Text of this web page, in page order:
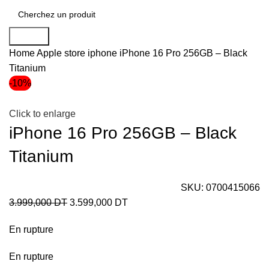
HomeApple store iphone iPhone 16 Pro 256GB – Black
Titanium
-10%
Click to enlarge
iPhone 16 Pro 256GB – Black
Titanium
SKU: 0700415066
3.999,000DT 3.599,000 DT
En rupture
En rupture